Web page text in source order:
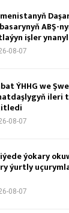
ABŞ-
işler
08-07
ÝHHG we
ileri
08-07
ýokary
ýurtly
08-07